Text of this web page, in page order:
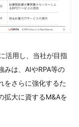
活用し、当社が目指
みは、AIやRPA等の
をさらに強化するた
拡大に資するM&Aを